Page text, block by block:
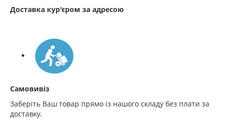
Доставка кур'єром за адресою
Самовивіз
Заберіть Ваш товар прямо із нашого складу без плати за
доставку.